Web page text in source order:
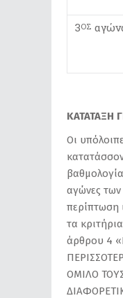
3ΟΣ
ΚΑΤΑΤΑΞΗ
Οι
αγώνες των
περίπτωση
τα
άρθρου 4
ΟΜΙΛΟ